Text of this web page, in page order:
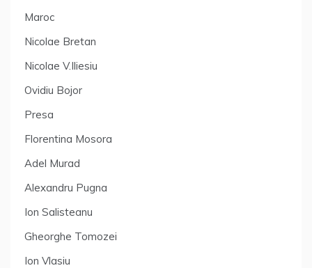
Maroc
Nicolae Bretan
Nicolae V.Iliesiu
Ovidiu Bojor
Presa
Florentina Mosora
Adel Murad
Alexandru Pugna
Ion Salisteanu
Gheorghe Tomozei
Ion Vlasiu